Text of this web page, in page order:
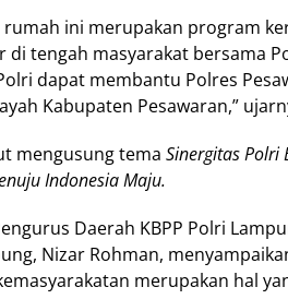
rumah ini merupakan program
di tengah masyarakat bersama
dapat membantu Polres
Kabupaten Pesawaran,”
mengusung tema Sinergitas Polri
Indonesia Maju.
Daerah KBPP Polri
Nizar Rohman,
merupakan hal